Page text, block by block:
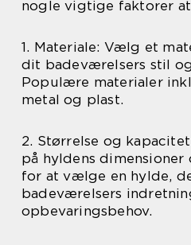
nogle vigtige faktorer at
1. Materiale: Vælg et
dit badeværelsers stil
Populære materialer
metal og plast.
2. Størrelse og
på hyldens
for at vælge en hylde,
badeværelsers
opbevaringsbehov.